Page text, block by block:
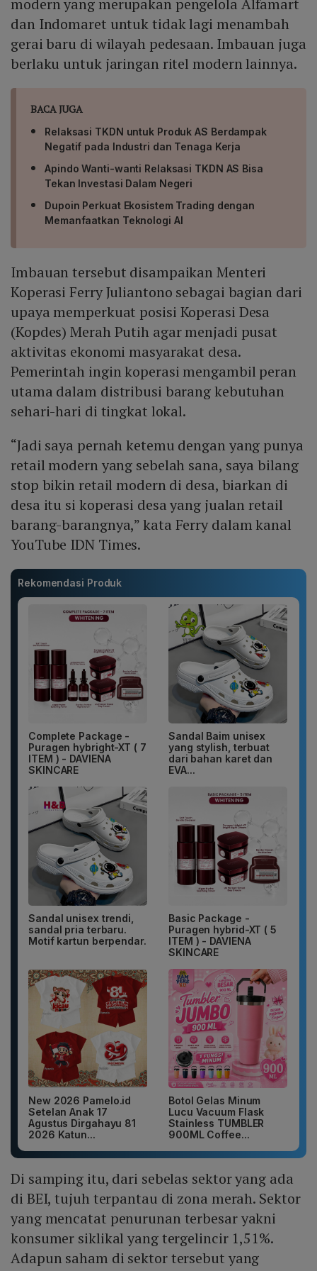
modern yang merupakan pengelola Alfamart
dan Indomaret untuk tidak lagi menambah
gerai baru di wilayah pedesaan. Imbauan juga
berlaku untuk jaringan ritel modern lainnya.
BACA JUGA
Relaksasi TKDN untuk Produk AS Berdampak
Negatif pada Industri dan Tenaga Kerja
Apindo Wanti-wanti Relaksasi TKDN AS Bisa
Tekan Investasi Dalam Negeri
Dupoin Perkuat Ekosistem Trading dengan
Memanfaatkan Teknologi AI
Imbauan tersebut disampaikan Menteri
Koperasi Ferry Juliantono sebagai bagian dari
upaya memperkuat posisi Koperasi Desa
(Kopdes) Merah Putih agar menjadi pusat
aktivitas ekonomi masyarakat desa.
Pemerintah ingin koperasi mengambil peran
utama dalam distribusi barang kebutuhan
sehari-hari di tingkat lokal.
“Jadi saya pernah ketemu dengan yang punya
retail modern yang sebelah sana, saya bilang
stop bikin retail modern di desa, biarkan di
desa itu si koperasi desa yang jualan retail
barang-barangnya,” kata Ferry dalam kanal
YouTube IDN Times.
Rekomendasi Produk
Complete Package -
Puragen hybright-XT ( 7
ITEM ) - DAVIENA
SKINCARE
Sandal Baim unisex
yang stylish, terbuat
dari bahan karet dan
EVA...
Sandal unisex trendi,
sandal pria terbaru.
Motif kartun berpendar.
Basic Package -
Puragen hybrid-XT ( 5
ITEM ) - DAVIENA
SKINCARE
New 2026 Pamelo.id
Setelan Anak 17
Agustus Dirgahayu 81
2026 Katun...
Botol Gelas Minum
Lucu Vacuum Flask
Stainless TUMBLER
900ML Coffee...
Di samping itu, dari sebelas sektor yang ada
di BEI, tujuh terpantau di zona merah. Sektor
yang mencatat penurunan terbesar yakni
konsumer siklikal yang tergelincir 1,51%.
Adapun saham di sektor tersebut yang